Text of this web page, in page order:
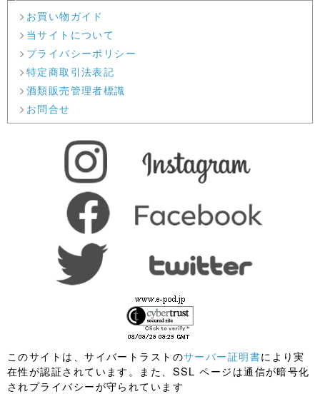
お買い物ガイド
当サイトについて
プライバシーポリシー
特定商取引法表記
酒類販売管理者標識
お問合せ
このサイトは、サイバートラストのサーバー証明書により実
在性が認証されています。また、SSL ページは通信が暗号化
されプライバシーが守られています